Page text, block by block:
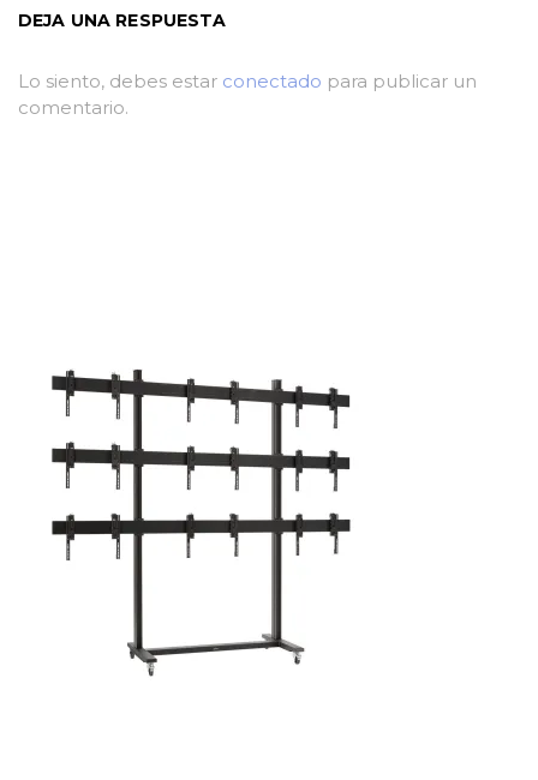
DEJA UNA RESPUESTA
Lo siento, debes estar conectado para publicar un
comentario.